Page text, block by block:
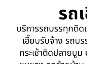
รถ
บริการรถบรรทุกติด
เฮี๊ยบรับจ้าง รถบ
กระเช้าติดปลายบู